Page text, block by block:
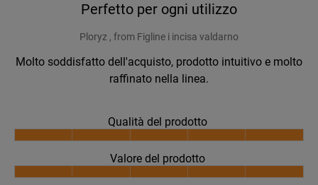
Perfetto per ogni utilizzo
Ploryz , from Figline i incisa valdarno
Molto soddisfatto dell'acquisto, prodotto intuitivo e molto
raffinato nella linea.
Qualità del prodotto
Valore del prodotto